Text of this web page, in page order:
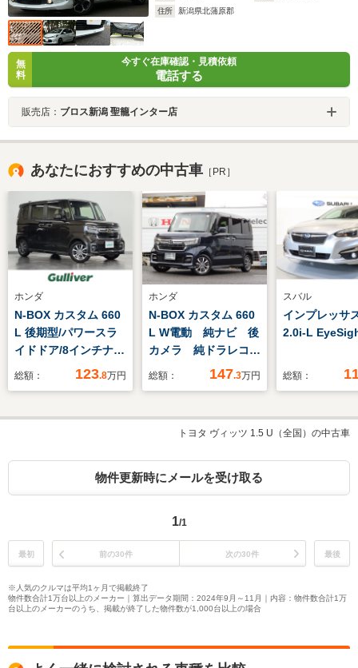
住所
新潟県北蒲原郡
無
料
今すぐ在庫確認・見積依頼
電話する
販売店： ブロス新潟 聖籠インター店
あなたにおすすめの中古車 ［PR］
ホンダ
N-BOX カスタム 660
L 後期型/パワースラ
イドドア/8インチナ
ビ/Bカメラ/ドラレ
キ/アダプティブクル
ー/電子パーキング/シ
総額： 123.8万円
ホンダ
N-BOX カスタム 660
L W電動 純ナビ 後
カメラ 純ドラレコ前
後 1オーナー
トラミラー 盗難防
止 サイドカーテン
ード シートバックテ
総額： 147.3万円
スバル
インプレッサ
2.0i-L
総額：
トヨタ ヴィッツ 1.5 U（全国）の中古車
物件更新時にメールを受け取る
1/1
最初 前の30件 次の30件 最後
※人気のクルマは平均1ヶ月で掲載終了
物件数合計1万台以上のメーカー｜算出データ期間：2024年9月～11月｜内容：物件数合計1万
台以上のメーカーのうち、掲載が終了した物件数が1,000台以上の場合